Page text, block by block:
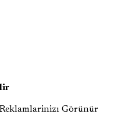
Görünür